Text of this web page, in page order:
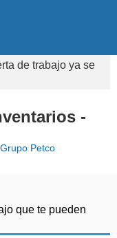
de trabajo ya se
-
Grupo Petco
que te pueden